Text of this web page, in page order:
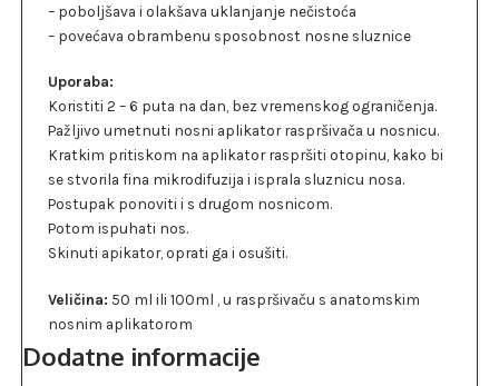
– poboljšava i olakšava uklanjanje nečistoća
– povećava obrambenu sposobnost nosne sluznice
Uporaba:
Koristiti 2 – 6 puta na dan, bez vremenskog ograničenja.
Pažljivo umetnuti nosni aplikator raspršivača u nosnicu.
Kratkim pritiskom na aplikator raspršiti otopinu, kako bi
se stvorila fina mikrodifuzija i isprala sluznicu nosa.
Postupak ponoviti i s drugom nosnicom.
Potom ispuhati nos.
Skinuti apikator, oprati ga i osušiti.
Veličina: 50 ml ili 100ml , u raspršivaču s anatomskim
nosnim aplikatorom
Dodatne informacije